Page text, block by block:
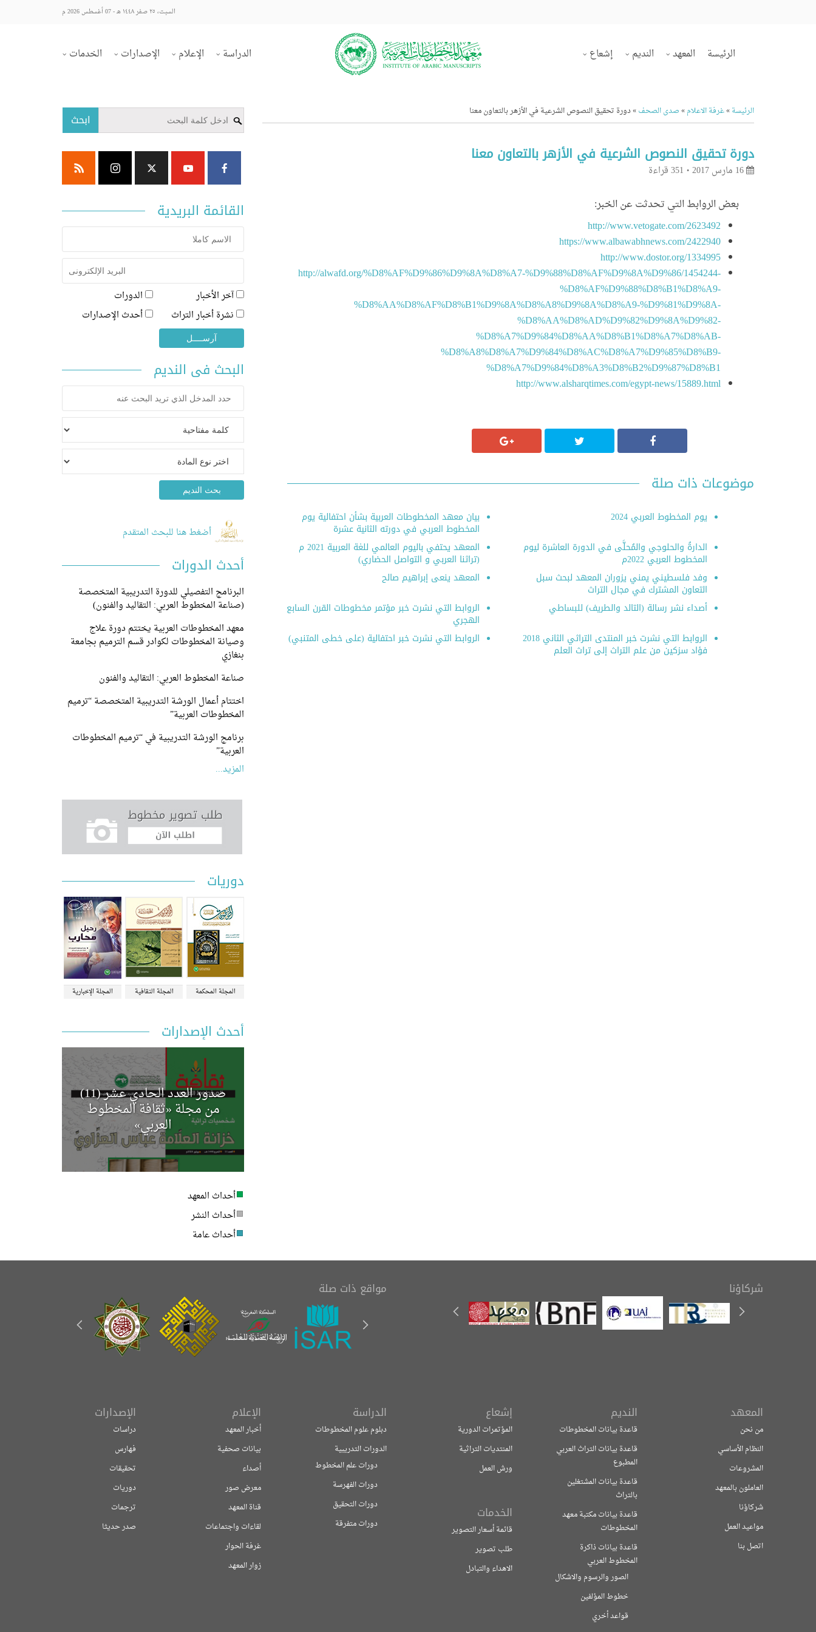
السبت، ٢٥ صفر ١٤٤٨ هـ - 07 أغسطس 2026 م
الدراسة الإعلام الإصدارات الخدمات الرئيسة المعهد النديم إشعاع
ابحث
القائمة البريدية
آخر الأخبار
الدورات
نشرة أخبار التراث
أحدث الإصدارات
البحث فى النديم
أضغط هنا للبحث المتقدم
أحدث الدورات
البرنامج التفصيلي للدورة التدريبية المتخصصة
(صناعة المخطوط العربي: التقاليد والفنون)
معهد المخطوطات العربية يختتم دورة علاج
وصيانة المخطوطات لكوادر قسم الترميم بجامعة
بنغازي
صناعة المخطوط العربي: التقاليد والفنون
اختتام أعمال الورشة التدريبية المتخصصة “ترميم
المخطوطات العربية”
برنامج الورشة التدريبية في “ترميم المخطوطات
العربية”
المزيد...
دوريات
المجلة المحكمة المجلة الثقافية المجلة الإخبارية
أحدث الإصدارات
صدور العدد الحادي عشر (11)
من مجلة «ثقافة المخطوط
العربي»
أحداث المعهد
أحداث النشر
أحداث عامة
الرئيسة»غرفة الاعلام»صدى الصحف»دورة تحقيق النصوص الشرعية في الأزهر بالتعاون معنا
دورة تحقيق النصوص الشرعية في الأزهر بالتعاون معنا
351 قراءة
بعض الروابط التي تحدثت عن الخبر:
http://www.vetogate.com/2623492
https://www.albawabhnews.com/2422940
http://www.dostor.org/1334995
http://alwafd.org/%D8%AF%D9%86%D9%8A%D8%A7-%D9%88%D8%AF%D9%8A%D9%86/1454244-
%D8%AF%D9%88%D8%B1%D8%A9-
%D8%AA%D8%AF%D8%B1%D9%8A%D8%A8%D9%8A%D8%A9-%D9%81%D9%8A-
%D8%AA%D8%AD%D9%82%D9%8A%D9%82-
%D8%A7%D9%84%D8%AA%D8%B1%D8%A7%D8%AB-
%D8%A8%D8%A7%D9%84%D8%AC%D8%A7%D9%85%D8%B9-
%D8%A7%D9%84%D8%A3%D8%B2%D9%87%D8%B1
http://www.alsharqtimes.com/egypt-news/15889.html
موضوعات ذات صلة
يوم المخطوط العربي 2024 بيان معهد المخطوطات العربية بشأن احتفالية يوم
المخطوط العربي في دورته الثانية عشرة
الدارةُ والحلوجي والمُحلَّى في الدورة العاشرة ليوم
المخطوط العربي 2022م
المعهد يحتفي باليوم العالمي للغة العربية 2021 م
(تراثنا العربي و التواصل الحضاري)
وفد فلسطيني يمني يزوران المعهد لبحث سبل
التعاون المشترك في مجال التراث
المعهد ينعى إبراهيم صالح
أصداء نشر رسالة (التالد والطريف) للبساطي
الروابط التي نشرت خبر مؤتمر مخطوطات القرن السابع
الهجري
الروابط التي نشرت خبر المنتدى التراثي الثاني 2018
فؤاد سزكين من علم التراث إلى تراث العلم
الروابط التي نشرت خبر احتفالية (على خطى المتنبي)
مواقع ذات صلة شركاؤنا
الإصدارات
دراسات
فهارس
تحقيقات
دوريات
ترجمات
صدر حديثا
الإعلام
أخبار المعهد
بيانات صحفية
أصداء
معرض صور
قناة المعهد
لقاءات واجتماعات
غرفة الحوار
زوار المعهد
الدراسة
دبلوم علوم المخطوطات
الدورات التدريبية
دورات علم المخطوط
دورات الفهرسة
دورات التحقيق
دورات متفرقة
إشعاع
المؤتمرات الدورية
المنتديات التراثية
ورش العمل
الخدمات
قائمة أسعار التصوير
طلب تصوير
الاهداء والتبادل
النديم
قاعدة بيانات المخطوطات
قاعدة بيانات التراث العربي
المطبوع
قاعدة بيانات المشتغلين
بالتراث
قاعدة بيانات مكتبة معهد
المخطوطات
قاعدة بيانات ذاكرة
المخطوط العربي
الصور والرسوم والاشكال
خطوط المؤلفين
قواعد أخري
المعهد
من نحن
النظام الأساسي
المشروعات
العاملون بالمعهد
شركاؤنا
مواعيد العمل
اتصل بنا